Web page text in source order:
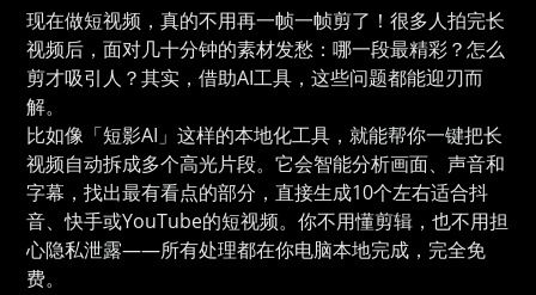
现在做短视频，真的不用再一帧一帧剪了！很多人拍完长
视频后，面对几十分钟的素材发愁：哪一段最精彩？怎么
剪才吸引人？其实，借助AI工具，这些问题都能迎刃而
解。
比如像「短影AI」这样的本地化工具，就能帮你一键把长
视频自动拆成多个高光片段。它会智能分析画面、声音和
字幕，找出最有看点的部分，直接生成10个左右适合抖
音、快手或YouTube的短视频。你不用懂剪辑，也不用担
心隐私泄露——所有处理都在你电脑本地完成，完全免
费。